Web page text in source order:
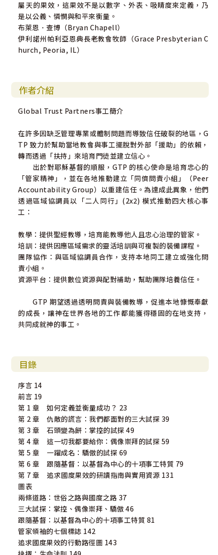
屬天的果效，這果效不是以數字、外表、吸睛度來定義，乃
是以公義、憐憫與和平來衡量。
布萊恩．查博（Bryan Chapell）
伊利諾州帕利亞恩典長老教會牧師（Grace Presbyterian C
hurch, Peoria, IL）
作者介紹
Global Trust Partners事工簡介
在許多因缺乏管理專業或體制問題而導致信任破裂的地區，G
TP 致力於幫助當地教會與事工擺脫對外部「援助」的依賴，
轉而透過「扶持」來培育門徒並建立信心。
出於對耶穌基督的順服，GTP 的核心使命是培育忠心的
「管家精神」，並在各地推動建立「同儕問責小組」（Peer
Accountability Group）以重建信任。為達成此異象，他們
透過區域協調員以「二人同行」(2x2) 模式推動四大核心事
工：
教學：提供聖經教導，培育能教導他人且忠心治理的管家。
培訓：提供因應區域需求的靈活培訓與可複製的裝備課程。
團隊協作：與區域協調員合作，支持本地同工建立或強化問
責小組。
資源平台：提供數位資源與配對補助，幫助團隊培養信任。
GTP 期望透過透明問責與裝備教導，促進本地慷慨奉獻
的成長，讓神在世界各地的工作都能獲得穩固的在地支持，
共同成就神的事工。
目錄
序言 14
前言 19
第 1 章 如何定義並衡量成功？ 23
第 2 章 仇敵的謊言：我們都面對的三大試探 39
第 3 章 石頭變為餅：掌控的試探 49
第 4 章 這一切我都要給你：偶像崇拜的試探 59
第 5 章 一躍成名：驕傲的試探 69
第 6 章 跟隨基督：以基督為中心的十項事工特質 79
第 7 章 追求國度果效的研讀指南與實用資源 131
圖表
兩條道路：世俗之路與國度之路 37
三大試探：掌控、偶像崇拜、驕傲 46
跟隨基督：以基督為中心的十項事工特質 81
管家領袖的七個標誌 142
追求國度果效的行動路徑圖 143